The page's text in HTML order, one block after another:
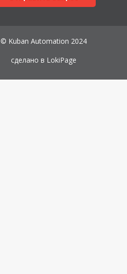
© Kuban Automation 2024
сделано в LokiPage